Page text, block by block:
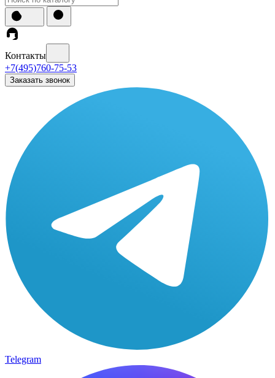
Контакты
+7(495)760-75-53
Заказать звонок
Telegram